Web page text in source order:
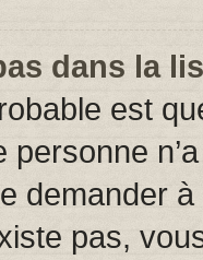
dans la
est
personne
demander à
pas,